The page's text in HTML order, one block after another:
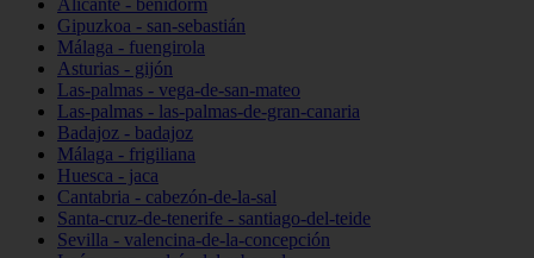
Alicante - benidorm
Gipuzkoa - san-sebastián
Málaga - fuengirola
Asturias - gijón
Las-palmas - vega-de-san-mateo
Las-palmas - las-palmas-de-gran-canaria
Badajoz - badajoz
Málaga - frigiliana
Huesca - jaca
Cantabria - cabezón-de-la-sal
Santa-cruz-de-tenerife - santiago-del-teide
Sevilla - valencina-de-la-concepción